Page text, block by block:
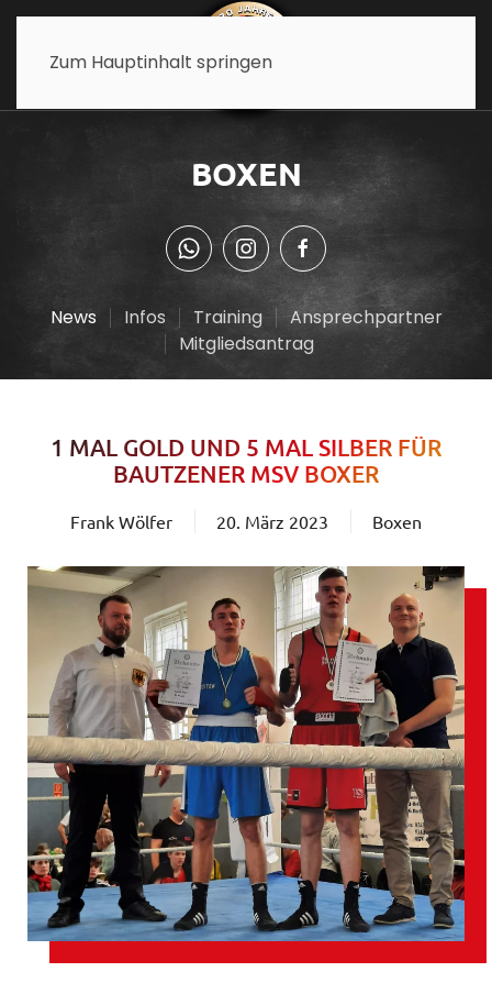
Zum Hauptinhalt springen
BOXEN
News Infos Training
Ansprechpartner
Mitgliedsantrag
1 MAL GOLD UND 5 MAL SILBER FÜR
BAUTZENER MSV BOXER
Frank Wölfer 20. März 2023 Boxen